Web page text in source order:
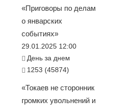
«Приговоры по делам
о январских
событиях»
29.01.2025 12:00
День за днем
1253 (45874)
«Токаев не сторонник
громких увольнений и